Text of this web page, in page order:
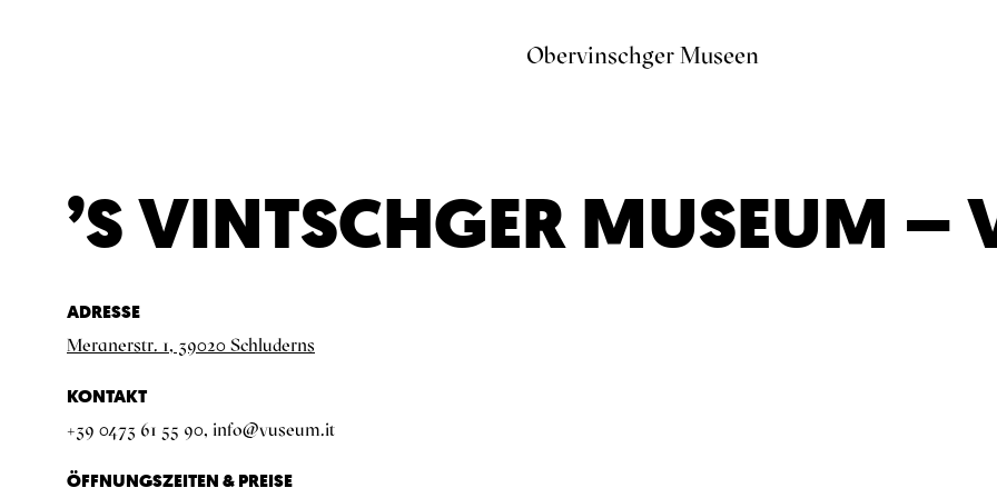
Obervinschger Museen
’S VINTSCHGER MUSEUM –
ADRESSE
Meranerstr. 1, 39020 Schluderns
KONTAKT
+39 0473 61 55 90, info@vuseum.it
ÖFFNUNGSZEITEN & PREISE